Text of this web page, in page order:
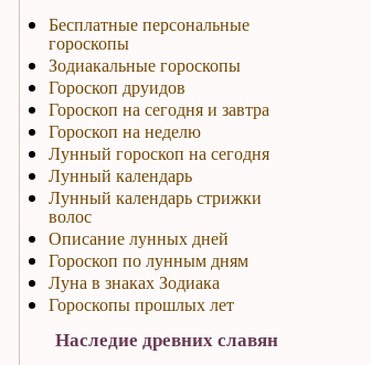
Бесплатные персональные
гороскопы
Зодиакальные гороскопы
Гороскоп друидов
Гороскоп на сегодня и завтра
Гороскоп на неделю
Лунный гороскоп на сегодня
Лунный календарь
Лунный календарь стрижки
волос
Описание лунных дней
Гороскоп по лунным дням
Луна в знаках Зодиака
Гороскопы прошлых лет
Наследие древних славян